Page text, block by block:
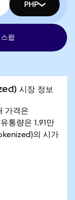
PHP
왑
시장 정보
가격은
통량은 1.91만
의 시가